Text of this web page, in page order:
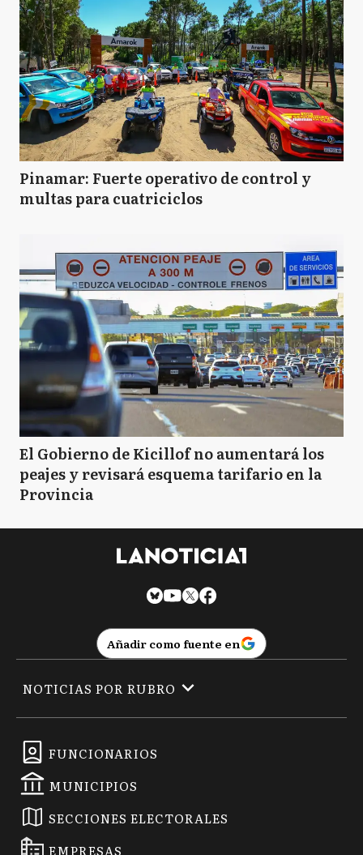
Pinamar: Fuerte operativo de control y
multas para cuatriciclos
El Gobierno de Kicillof no aumentará los
peajes y revisará esquema tarifario en la
Provincia
Añadir como fuente en
FUNCIONARIOS
MUNICIPIOS
SECCIONES ELECTORALES
EMPRESAS
NOTICIAS POR RUBRO